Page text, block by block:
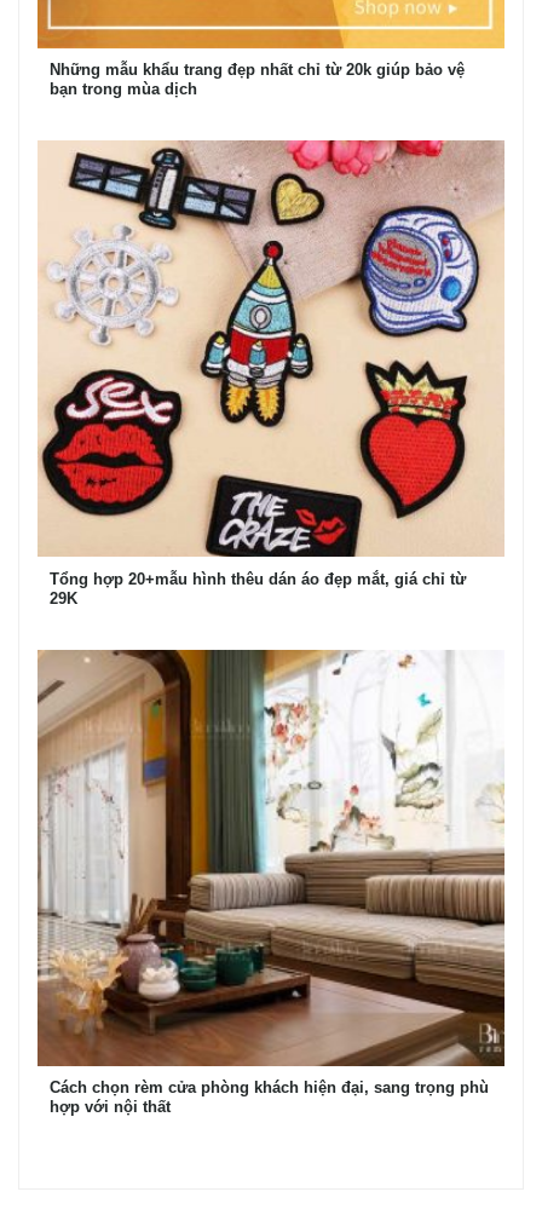
Những mẫu khẩu trang đẹp nhất chỉ từ 20k giúp bảo vệ
bạn trong mùa dịch
Tổng hợp 20+mẫu hình thêu dán áo đẹp mắt, giá chỉ từ
29K
Cách chọn rèm cửa phòng khách hiện đại, sang trọng phù
hợp với nội thất